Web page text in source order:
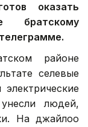
оказать
братскому
районе
селевые
людей,
На джайлоо